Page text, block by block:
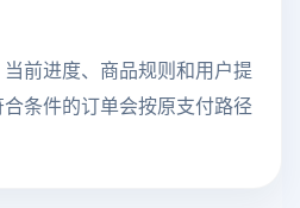
前进度、商品规则和用户提
条件的订单会按原支付路径